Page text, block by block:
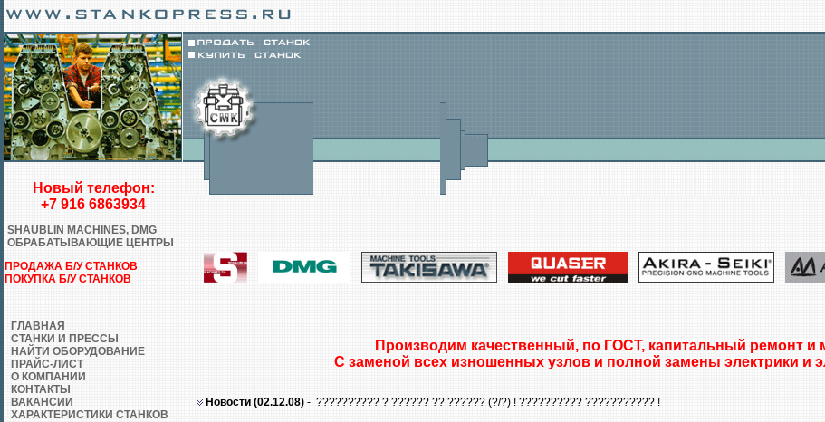
Новый телефон:
+7 916 6863934
SHAUBLIN MACHINES, DMG
ОБРАБАТЫВАЮЩИЕ ЦЕНТРЫ
ПРОДАЖА Б/У СТАНКОВ
ПОКУПКА Б/У СТАНКОВ
ГЛАВНАЯ
СТАНКИ И ПРЕССЫ
НАЙТИ ОБОРУДОВАНИЕ
ПРАЙС-ЛИСТ
О КОМПАНИИ
КОНТАКТЫ
ВАКАНСИИ
ХАРАКТЕРИСТИКИ СТАНКОВ
Производим качественный, по ГОСТ, капитальный ремонт и
С заменой всех изношенных узлов и полной замены электрики и
Новости (02.12.08) - ?????????? ? ?????? ?? ?????? (?/?) ! ?????????? ??????????? !